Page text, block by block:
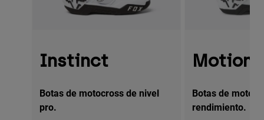
Instinct
Botas de motocross de nivel
pro.
Motion
Botas de
rendimiento.